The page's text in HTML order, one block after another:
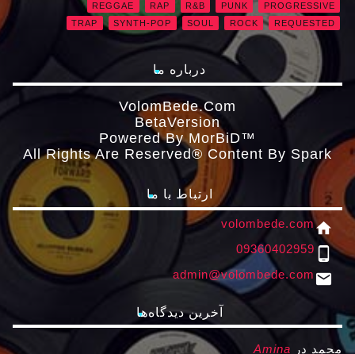
PROGRESSIVE
PUNK
R&B
RAP
REGGAE
REQUESTED
ROCK
SOUL
SYNTH-POP
TRAP
درباره ما
VolomBede.com
ΒetaVersion
Powered By MorBiD™
All Rights Are Reserved® Content By Spark
ارتباط با ما
home
volombede.com
phone_android
09360402959
email
admin@volombede.com
آخرین دیدگاه‌ها
محمد در Amina